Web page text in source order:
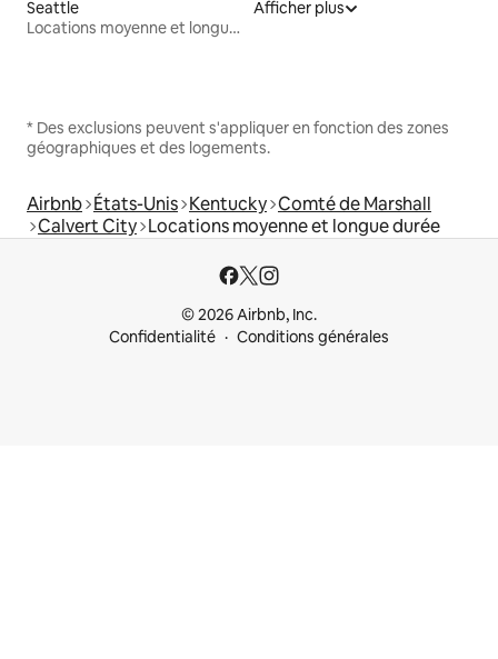
Seattle
Locations moyenne et longue durée
Afficher plus
* Des exclusions peuvent s'appliquer en fonction des zones
géographiques et des logements.
Airbnb États-Unis Kentucky Comté de Marshall
Calvert City Locations moyenne et longue durée
© 2026 Airbnb, Inc.
Confidentialité
Conditions générales